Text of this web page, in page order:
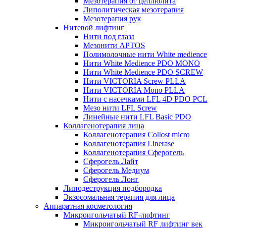
Липолитическая мезотерапия
Мезотерапия рук
Нитевой лифтинг
Нити под глаза
Мезонити APTOS
Полимолочные нити White medience
Нити White Medience PDO MONO
Нити White Medience PDO SCREW
Нити VICTORIA Screw PLLA
Нити VICTORIA Mono PLLA
Нити с насечками LFL 4D PDO PCL
Мезо нити LFL Screw
Линейные нити LFL Basic PDO
Коллагенотерапия лица
Коллагенотерапия Collost micro
Коллагенотерапия Linerase
Коллагенотерапия Сферогель
Сферогель Лайт
Сферогель Медиум
Сферогель Лонг
Липодеструкция подбородка
Экзосомальная терапия для лица
Аппаратная косметология
Микроигольчатый RF-лифтинг
Микроигольчатый RF лифтинг век